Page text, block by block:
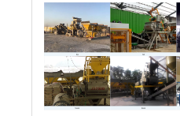
मिस्र गैबॉन
वियतनाम वियतनाम